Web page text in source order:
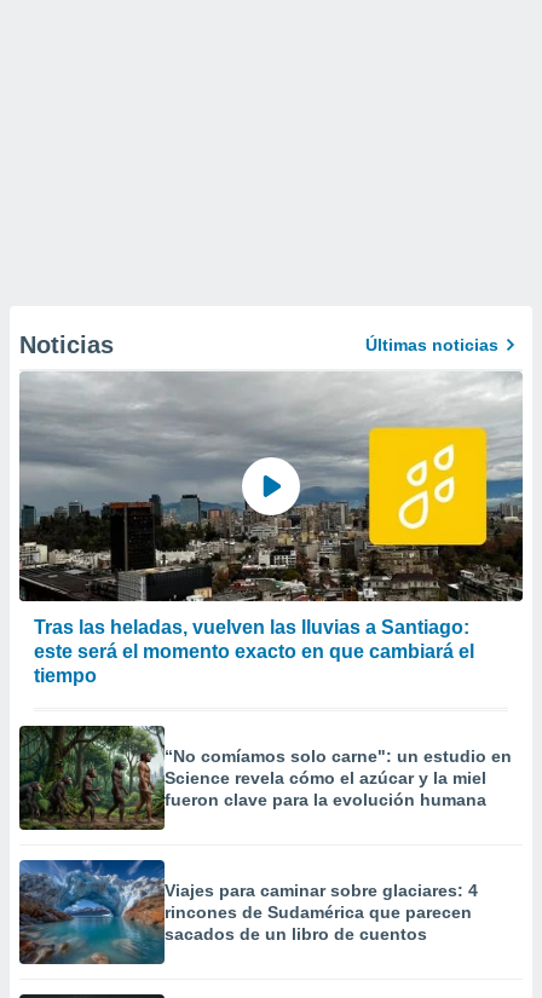
Noticias Últimas noticias
Tras las heladas, vuelven las lluvias a Santiago:
este será el momento exacto en que cambiará el
tiempo
“No comíamos solo carne": un estudio en
Science revela cómo el azúcar y la miel
fueron clave para la evolución humana
Viajes para caminar sobre glaciares: 4
rincones de Sudamérica que parecen
sacados de un libro de cuentos